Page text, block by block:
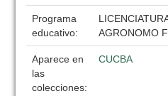
Programa
educativo:
AGRONOMO
Aparece en
las
colecciones:
CUCBA